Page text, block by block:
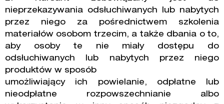
nieprzekazywania odsłuchiwanych lub nabytych
przez niego za pośrednictwem szkolenia
materiałów osobom trzecim, a także dbania o to,
aby osoby te nie miały dostępu do
odsłuchiwanych lub nabytych przez niego
produktów w sposób
umożliwiający ich powielanie, odpłatne lub
nieodpłatne rozpowszechnianie albo